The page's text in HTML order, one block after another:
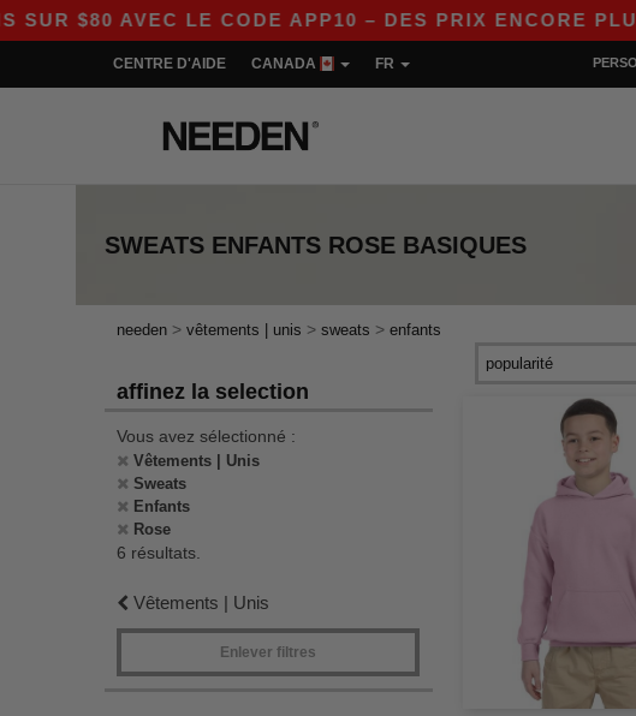
$80 AVEC LE CODE APP10 – DES PRIX ENCORE PLUS
CENTRE D'AIDE CANADA FR
SWEATS ENFANTS ROSE BASIQUES
needen > vêtements | unis > sweats > enfants
affinez la selection
Vous avez sélectionné :
Vêtements | Unis
Sweats
Enfants
Rose
6 résultats.
Vêtements | Unis
Enlever filtres